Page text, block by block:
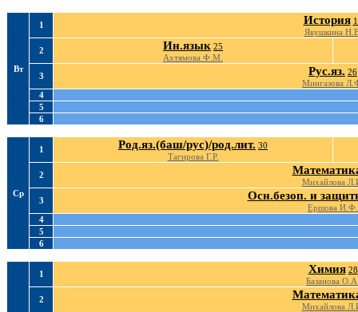
Вт
1 История
Якушкина
2
Ин.язык 25
Ахтямова Ф.М.
3
Рус.яз. 26
Мингазова
4
5
6
Ср
1 Род.яз.(баш/рус)/род.лит. 30
Тагирова Г.Р.
2
Михайлова
3
Осн.безоп. и
Ершова И.Ф.
4
5
6
1 Химия 28
Базанова
2
Михайлова